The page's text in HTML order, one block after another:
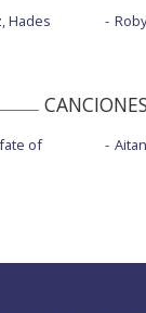
Hades
CANCIONES
of